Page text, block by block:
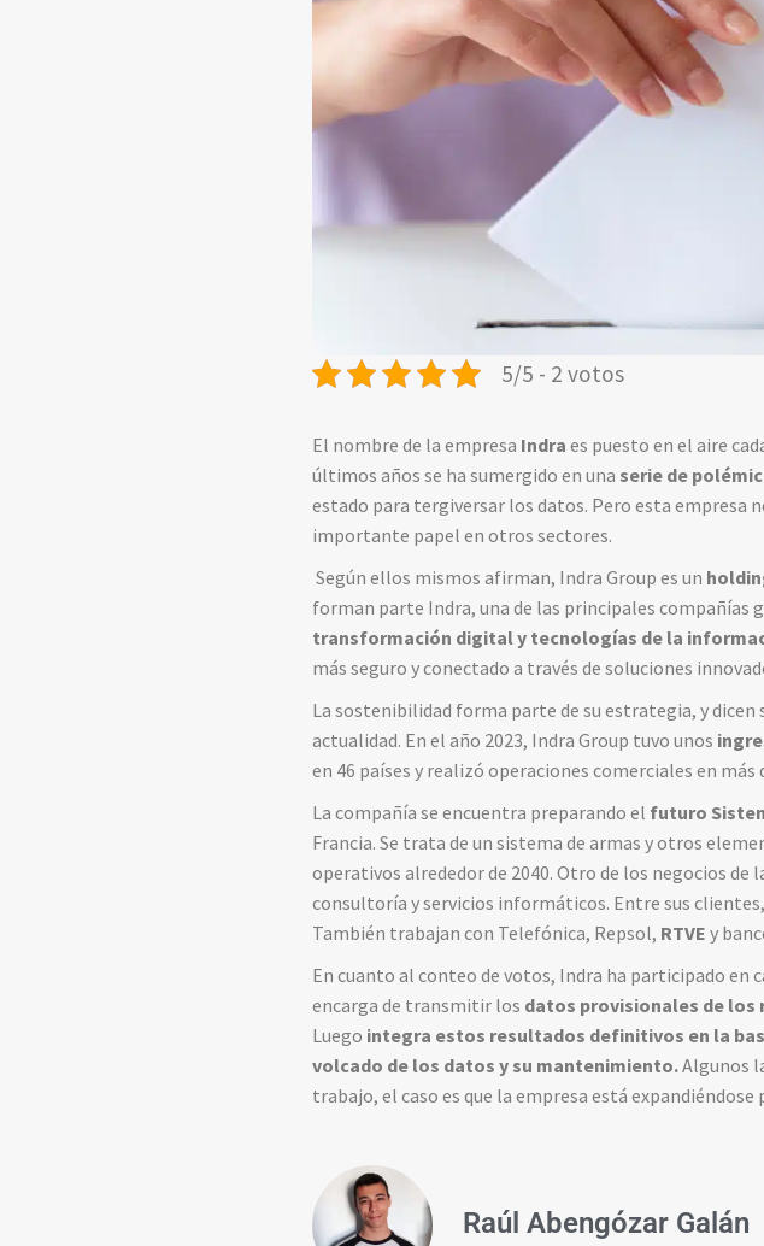
5/5 - 2 votos
El nombre de la empresa Indra es puesto en el aire
últimos años se ha sumergido en una serie de
estado para tergiversar los datos. Pero esta empresa
importante papel en otros sectores.
Según ellos mismos afirman, Indra Group es un
forman parte Indra, una de las principales compañías
transformación digital y tecnologías de la
más seguro y conectado a través de soluciones
La sostenibilidad forma parte de su estrategia, y
actualidad. En el año 2023, Indra Group tuvo unos
en 46 países y realizó operaciones comerciales en más
La compañía se encuentra preparando el futuro
Francia. Se trata de un sistema de armas y otros
operativos alrededor de 2040. Otro de los negocios de
consultoría y servicios informáticos. Entre sus
También trabajan con Telefónica, Repsol, RTVE y
En cuanto al conteo de votos, Indra ha participado en
encarga de transmitir los datos provisionales de
Luego integra estos resultados definitivos en la
volcado de los datos y su mantenimiento.Algunos
trabajo, el caso es que la empresa está
Raúl Abengózar Galán